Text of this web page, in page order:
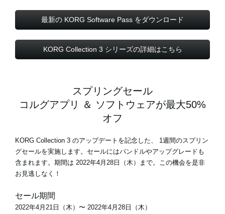
最新の KORG Software Pass をダウンロード
KORG Collection 3 シリーズの詳細はこちら
スプリングセール
コルグアプリ ＆ ソフトウェアが最大50%
オフ
KORG Collection 3 のアップデートを記念した、 1週間のスプリン
グセールを実施します。セールにはバンドルやアップグレードも
含まれます。期間は 2022年4月28日（木）まで。この機会を是非
お見逃しなく！
セール期間
2022年4月21日（木）〜 2022年4月28日（木）